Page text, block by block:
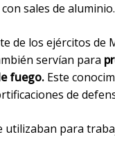
sales de aluminio.
de los ejércitos de
servían para
fuego. Este
de
utilizaban para